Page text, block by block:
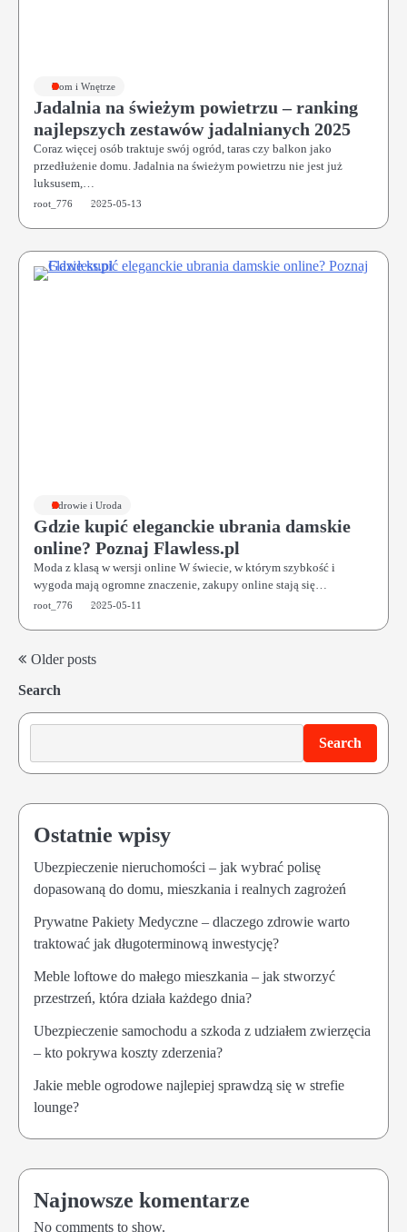
Dom i Wnętrze
Jadalnia na świeżym powietrzu – ranking
najlepszych zestawów jadalnianych 2025
Coraz więcej osób traktuje swój ogród, taras czy balkon jako
przedłużenie domu. Jadalnia na świeżym powietrzu nie jest już
luksusem,…
root_776 2025-05-13
Zdrowie i Uroda
Gdzie kupić eleganckie ubrania damskie
online? Poznaj Flawless.pl
Moda z klasą w wersji online W świecie, w którym szybkość i
wygoda mają ogromne znaczenie, zakupy online stają się…
root_776 2025-05-11
Posts
navigation
Older posts
Search
Search
Ostatnie wpisy
Ubezpieczenie nieruchomości – jak wybrać polisę
dopasowaną do domu, mieszkania i realnych zagrożeń
Prywatne Pakiety Medyczne – dlaczego zdrowie warto
traktować jak długoterminową inwestycję?
Meble loftowe do małego mieszkania – jak stworzyć
przestrzeń, która działa każdego dnia?
Ubezpieczenie samochodu a szkoda z udziałem zwierzęcia
– kto pokrywa koszty zderzenia?
Jakie meble ogrodowe najlepiej sprawdzą się w strefie
lounge?
Najnowsze komentarze
No comments to show.